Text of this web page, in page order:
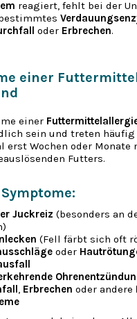
reagiert, fehlt bei der
oder Erbrechen.
einer
einer
sein und treten häufig
erst Wochen oder Monate
Futters.
Juckreiz (besonders an
(Fell färbt sich oft
oder
, Erbrechen oder andere